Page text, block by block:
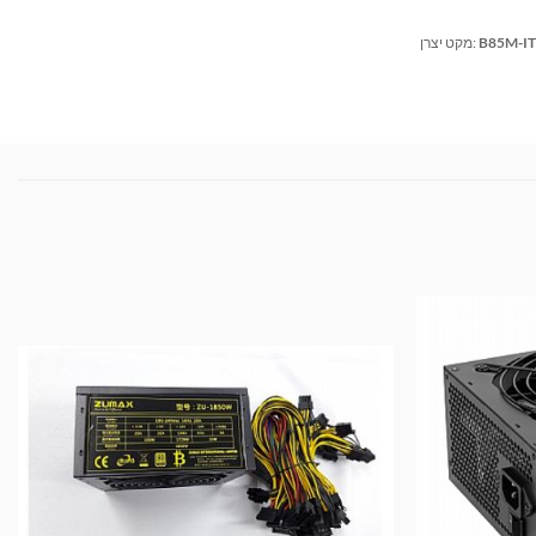
מקט יצרן: B85M-